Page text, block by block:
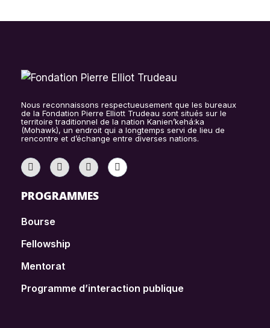
Nous reconnaissons respectueusement que les bureaux
de la Fondation Pierre Elliott Trudeau sont situés sur le
territoire traditionnel de la nation Kanien’kehá:ka
(Mohawk), un endroit qui a longtemps servi de lieu de
rencontre et d’échange entre diverses nations.
PROGRAMMES
Bourse
Fellowship
Mentorat
Programme d’interaction publique